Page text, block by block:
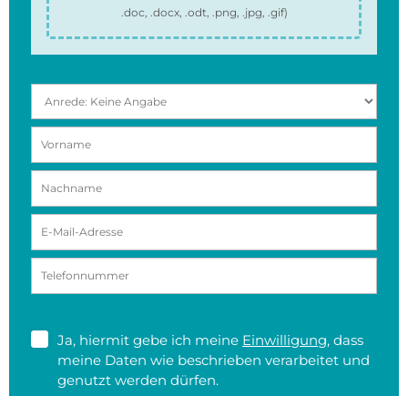
.doc, .docx, .odt, .png, .jpg, .gif)
Ja, hiermit gebe ich meine Einwilligung, dass
meine Daten wie beschrieben verarbeitet und
genutzt werden dürfen.